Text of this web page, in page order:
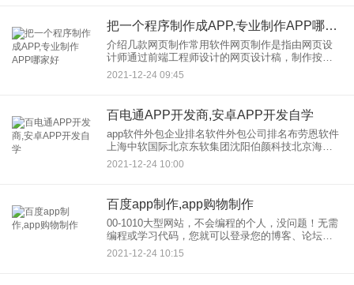
把一个程序制作成APP,专业制作APP哪家好
介绍几款网页制作常用软件网页制作是指由网页设
计师通过前端工程师设计的网页设计稿，制作按照
W3C规范通过语言将其转换成网页格式。制作，有
许多网页软件，其中一些适合入门级或硕士级。你
2021-12-24 09:45
百电通APP开发商,安卓APP开发自学
app软件外包企业排名软件外包公司排名布劳恩软件
上海中软国际北京东软集团沈阳伯颜科技北京海辉
软件大连百威科技上海浙江大学网新杭州奥博田杰
北京Inspur济南软通动力北京福瑞博德深圳信必优北
2021-12-24 10:00
百度app制作,app购物制作
00-1010大型网站，不会编程的个人，没问题！无需
编程或学习代码，您就可以登录您的博客、论坛和
注册帐户，然后基于自己的网站创建应用程序应用
程序。创建过程中的每个过程都有提示，所以按照
2021-12-24 10:15